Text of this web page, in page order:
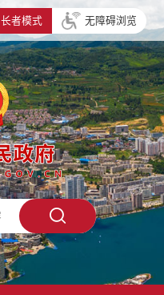
长者模式 无障碍浏览